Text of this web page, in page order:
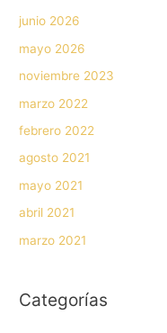
junio 2026
mayo 2026
noviembre 2023
marzo 2022
febrero 2022
agosto 2021
mayo 2021
abril 2021
marzo 2021
Categorías